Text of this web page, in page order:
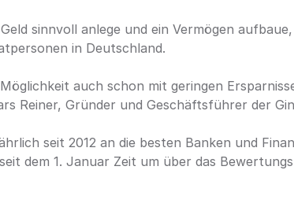
sinnvoll anlege und ein Vermögen
in Deutschland.
auch schon mit geringen
Reiner, Gründer und Geschäftsführer der
seit 2012 an die besten Banken und
dem 1. Januar Zeit um über das